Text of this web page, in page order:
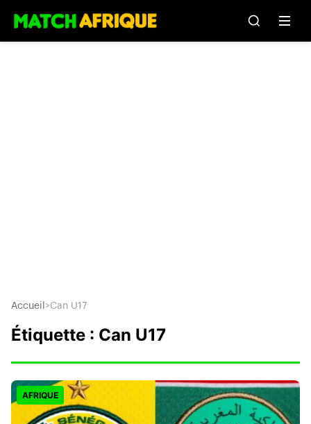
Accueil >Can U17
Étiquette : Can U17
AFRIQUE